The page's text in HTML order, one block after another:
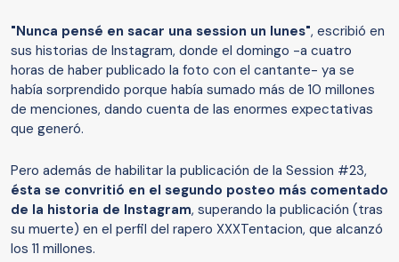
"Nunca pensé en sacar una session un lunes", escribió en
sus historias de Instagram, donde el domingo -a cuatro
horas de haber publicado la foto con el cantante- ya se
había sorprendido porque había sumado más de 10 millones
de menciones, dando cuenta de las enormes expectativas
que generó.
Pero además de habilitar la publicación de la Session #23,
ésta se convritió en el segundo posteo más comentado
de la historia de lnstagram, superando la publicación (tras
su muerte) en el perfil del rapero XXXTentacion, que alcanzó
los 11 millones.